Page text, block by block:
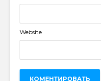
Website